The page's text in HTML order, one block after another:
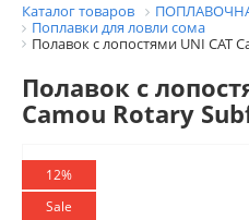
Каталог товаров
Поплавки для ловли сома
Полавок с лопостями UNI CAT
Полавок с
Camou Rotary
12%
Sale